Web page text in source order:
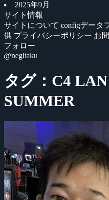
2025年9月
サイト情報
サイトについて configデータ
供 プライバシーポリシー お
フォロー
@negitaku
タグ：C4 LAN
SUMMER